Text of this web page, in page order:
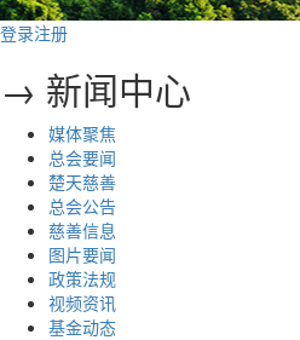
登录注册
→ 新闻中心
媒体聚焦
总会要闻
楚天慈善
总会公告
慈善信息
图片要闻
政策法规
视频资讯
基金动态